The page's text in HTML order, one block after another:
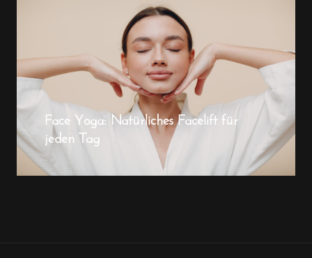
Face Yoga: Natürliches Facelift für
jeden Tag